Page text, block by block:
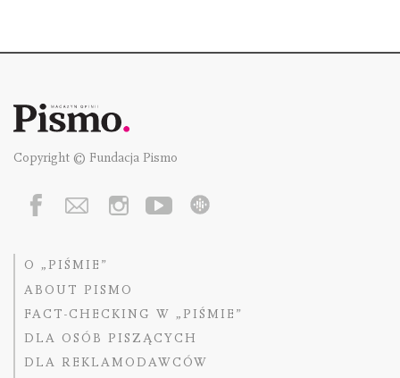
Copyright © Fundacja Pismo
O „PIŚMIE”
ABOUT PISMO
FACT-CHECKING W „PIŚMIE”
DLA OSÓB PISZĄCYCH
DLA REKLAMODAWCÓW